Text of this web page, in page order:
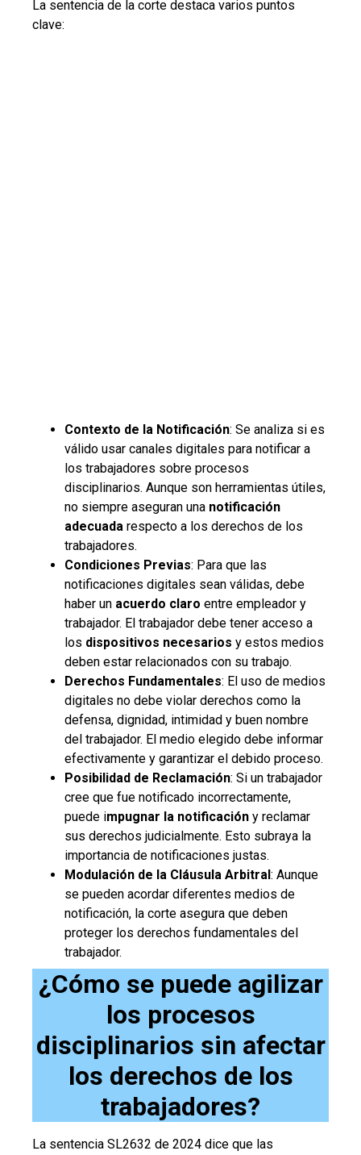
La sentencia de la corte destaca varios puntos
clave:
Contexto de la Notificación: Se analiza si es
válido usar canales digitales para notificar a
los trabajadores sobre procesos
disciplinarios. Aunque son herramientas útiles,
no siempre aseguran una notificación
adecuada respecto a los derechos de los
trabajadores.
Condiciones Previas: Para que las
notificaciones digitales sean válidas, debe
haber un acuerdo claro entre empleador y
trabajador. El trabajador debe tener acceso a
los dispositivos necesarios y estos medios
deben estar relacionados con su trabajo.
Derechos Fundamentales: El uso de medios
digitales no debe violar derechos como la
defensa, dignidad, intimidad y buen nombre
del trabajador. El medio elegido debe informar
efectivamente y garantizar el debido proceso.
Posibilidad de Reclamación: Si un trabajador
cree que fue notificado incorrectamente,
puede impugnar la notificación y reclamar
sus derechos judicialmente. Esto subraya la
importancia de notificaciones justas.
Modulación de la Cláusula Arbitral : Aunque
se pueden acordar diferentes medios de
notificación, la corte asegura que deben
proteger los derechos fundamentales del
trabajador.
¿Cómo se puede agilizar
los procesos
disciplinarios sin afectar
los derechos de los
trabajadores?
La sentencia SL2632 de 2024 dice que las